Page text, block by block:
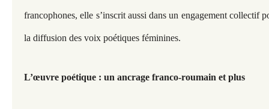
francophones, elle s’inscrit aussi dans un engagement collectif
la diffusion des voix poétiques féminines.
L’œuvre poétique : un ancrage franco-roumain et plus